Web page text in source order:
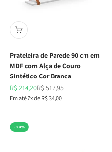
Prateleira de Parede 90 cm em
MDF com Alça de Couro
Sintético Cor Branca
Preço promocional
R$ 214,20Preço normal
R$ 517,95
Em até 7x de R$ 34,00
- 24%